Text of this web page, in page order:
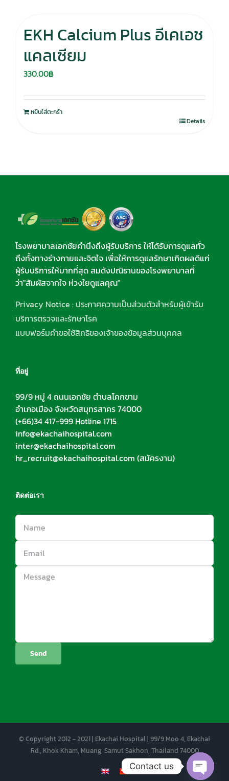
EKH Calcium Plus อีเคเอช
แคลเซียม
330.00฿
หยิบใส่ตะกร้า
Details
โรงพยาบาลเอกชัยคำนึงถึงผู้รับบริการ ให้ได้รับการดูแลทั่ว
ถึงทั้งทางร่างกายและจิตใจ เพื่อให้การดูแลรักษาเกิดผลดีแก่
ผู้รับบริการให้มากที่สุด สมดังปณิธานของโรงพยาบาลที่
ว่า"สัมผัสจากใจ ห่วงใยดูแลคุณ"
Privacy Notice : ประกาศความเป็นส่วนตัวสำหรับผู้เข้ารับ
บริการตรวจและรักษาโรค
แบบฟอร์มคำขอใช้สิทธิของเจ้าของข้อมูลส่วนบุคคล
ที่อยู่
99/9 หมู่ 4 ถนนเอกชัย ตำบลโคกขาม
อำเภอเมือง จังหวัดสมุทรสาคร 74000
(+66)34 417-999 Hotline 1715
info@ekachaihospital.com
inter@ekachaihospital.com
hr_recruit@ekachaihospital.com (สมัครงาน)
ติดต่อเรา
© Copyright 2012 - 2021 | Ekachai Hospital | 99/9 Moo 4, Ekachai
Rd., Khok Kham, Muang, Samut Sakhon, Thailand 74000
EN CNContact us